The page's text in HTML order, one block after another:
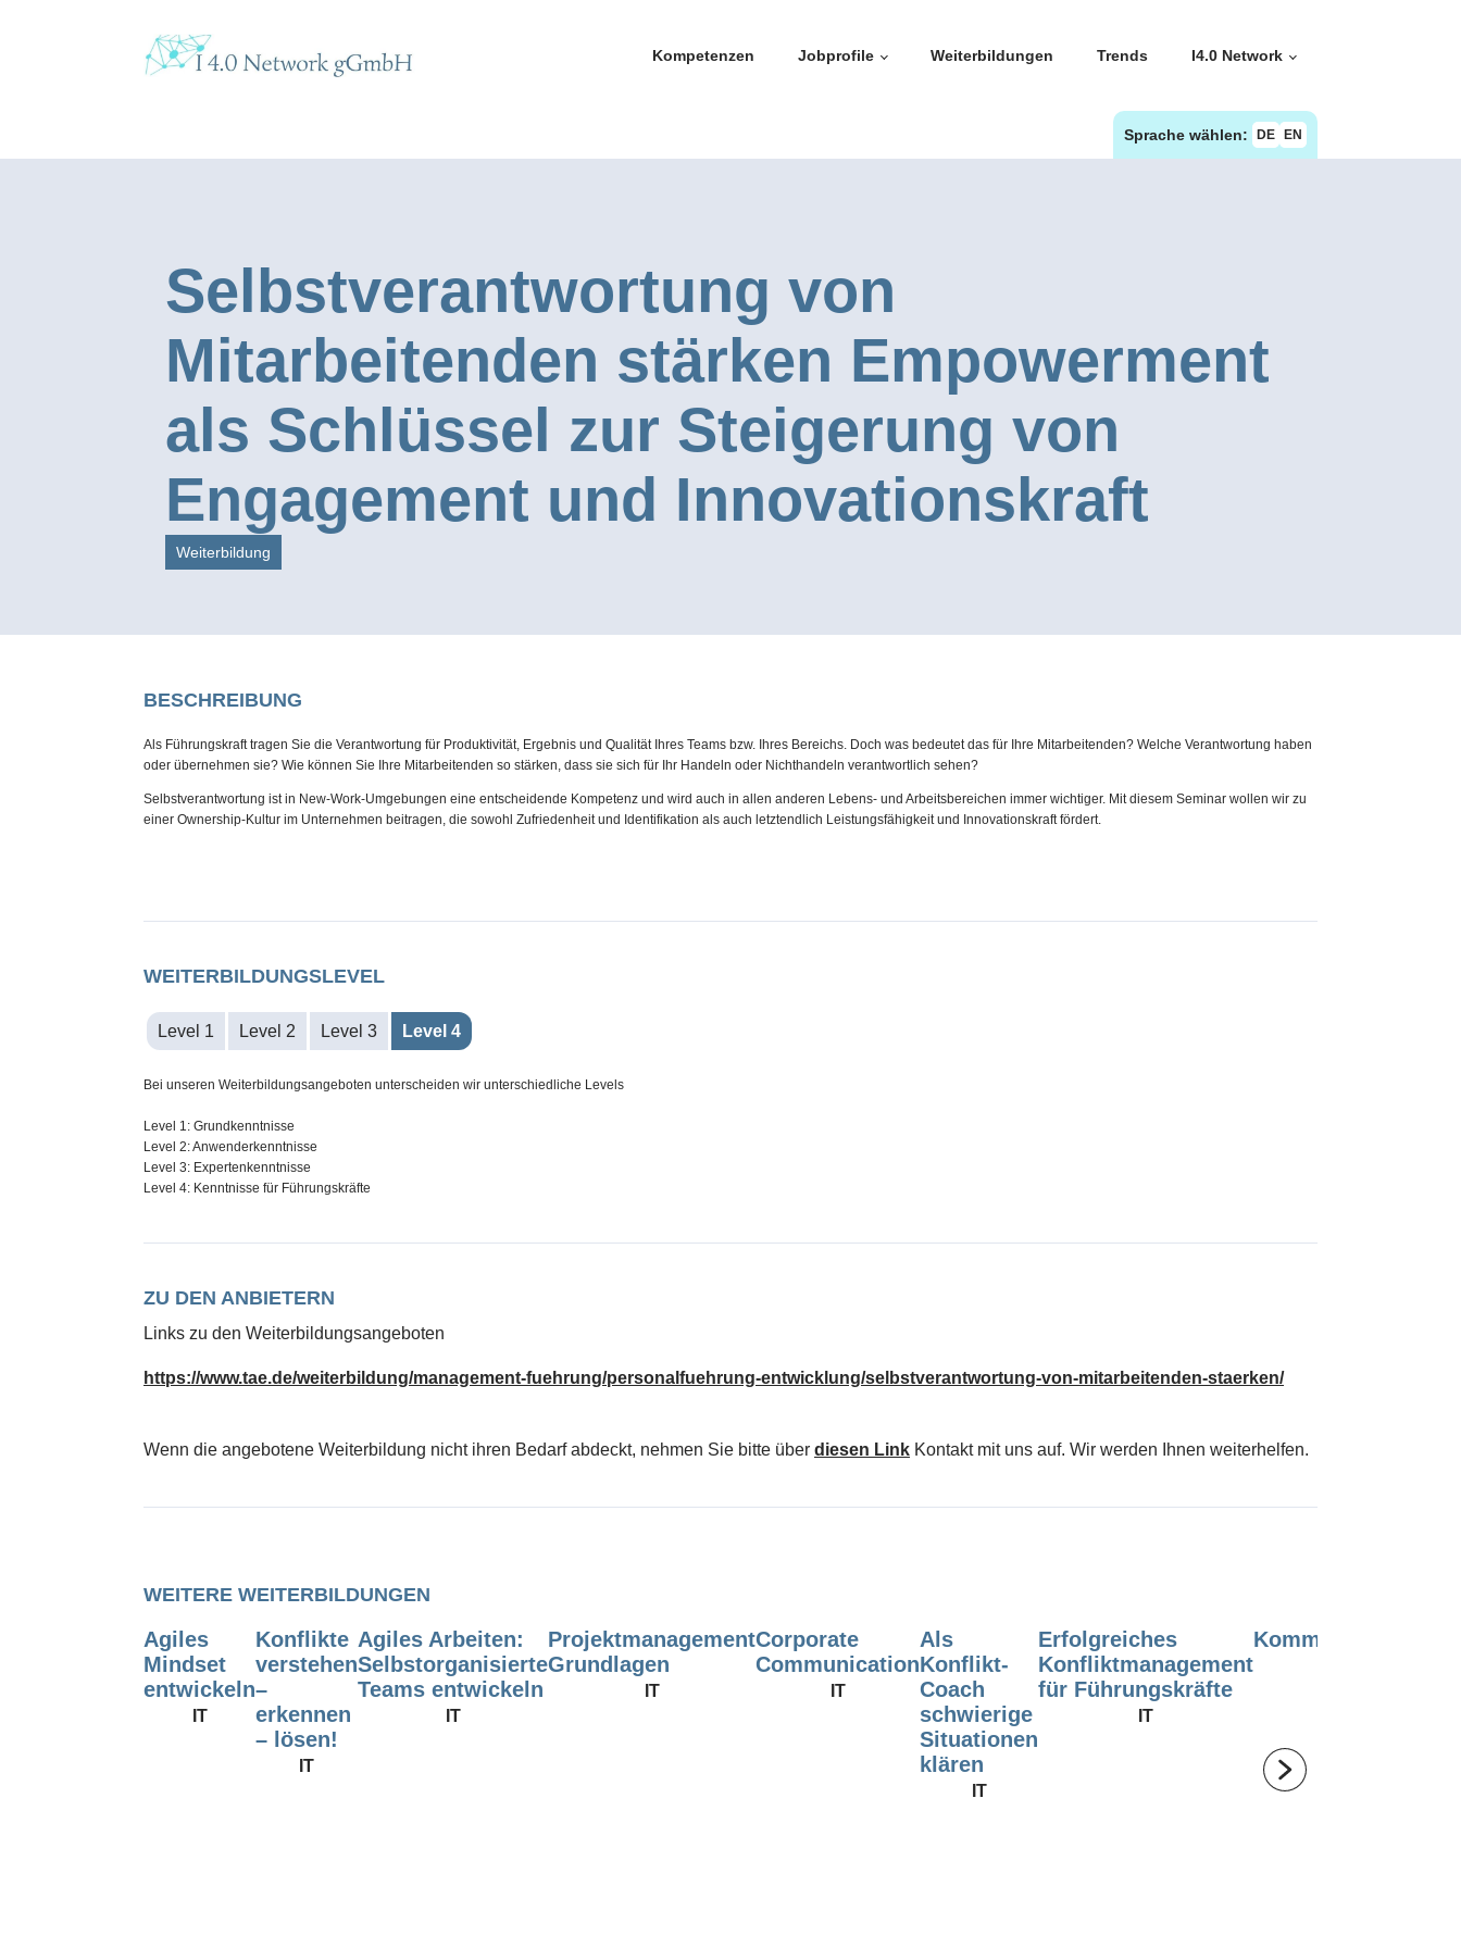
Kompetenzen Jobprofile Weiterbildungen Trends I4.0 Network
Sprache wählen: DE EN
Selbstverantwortung von
Mitarbeitenden stärken Empowerment
als Schlüssel zur Steigerung von
Engagement und Innovationskraft
Weiterbildung
BESCHREIBUNG
Als Führungskraft tragen Sie die Verantwortung für Produktivität, Ergebnis und Qualität Ihres Teams bzw. Ihres Bereichs. Doch was bedeutet das für Ihre Mitarbeitenden? Welche Verantwortung haben
oder übernehmen sie? Wie können Sie Ihre Mitarbeitenden so stärken, dass sie sich für Ihr Handeln oder Nichthandeln verantwortlich sehen?
Selbstverantwortung ist in New-Work-Umgebungen eine entscheidende Kompetenz und wird auch in allen anderen Lebens- und Arbeitsbereichen immer wichtiger. Mit diesem Seminar wollen wir zu
einer Ownership-Kultur im Unternehmen beitragen, die sowohl Zufriedenheit und Identifikation als auch letztendlich Leistungsfähigkeit und Innovationskraft fördert.
WEITERBILDUNGSLEVEL
Level 1 Level 2 Level 3 Level 4
Bei unseren Weiterbildungsangeboten unterscheiden wir unterschiedliche Levels
Level 1: Grundkenntnisse
Level 2: Anwenderkenntnisse
Level 3: Expertenkenntnisse
Level 4: Kenntnisse für Führungskräfte
ZU DEN ANBIETERN
Links zu den Weiterbildungsangeboten
https://www.tae.de/weiterbildung/management-fuehrung/personalfuehrung-entwicklung/selbstverantwortung-von-mitarbeitenden-staerken/
Wenn die angebotene Weiterbildung nicht ihren Bedarf abdeckt, nehmen Sie bitte über diesen Link Kontakt mit uns auf. Wir werden Ihnen weiterhelfen.
WEITERE WEITERBILDUNGEN
Agiles
Mindset
entwickeln
IT
Konflikte
verstehen
–
erkennen
– lösen!
IT
Agiles Arbeiten:
Selbstorganisierte
Teams entwickeln
IT
Projektmanagement
Grundlagen
IT
Corporate
Communication
IT
Als
Konflikt-
Coach
schwierige
Situationen
klären
IT
Erfolgreiches
Konfliktmanagement
für Führungskräfte
IT